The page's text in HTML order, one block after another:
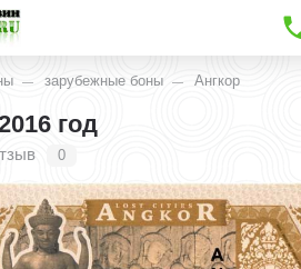
зарубежные боны Ангкор
год
0